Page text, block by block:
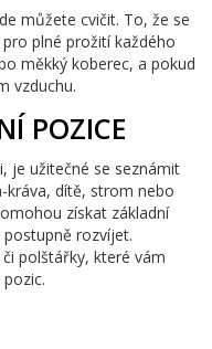
můžete cvičit. To, že se
plné prožití každého
měkký koberec, a pokud
vzduchu.
POZICE
je užitečné se seznámit
kráva, dítě, strom nebo
získat základní
rozvíjet.
polštářky, které vám